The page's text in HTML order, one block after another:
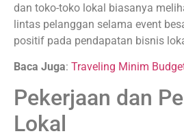
dan toko-toko lokal biasanya
lintas pelanggan selama event
positif pada pendapatan bisnis
Baca Juga: Traveling Minim
Pekerjaan dan
Lokal